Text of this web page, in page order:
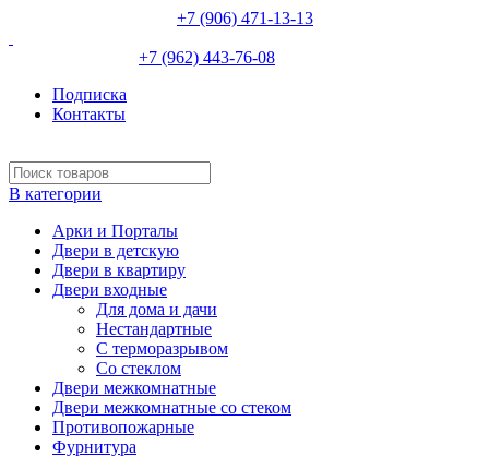
+7 (906) 471-13-13
+7 (962) 443-76-08
Подписка
Контакты
В категории
Арки и Порталы
Двери в детскую
Двери в квартиру
Двери входные
Для дома и дачи
Нестандартные
С терморазрывом
Со стеклом
Двери межкомнатные
Двери межкомнатные со стеком
Противопожарные
Фурнитура